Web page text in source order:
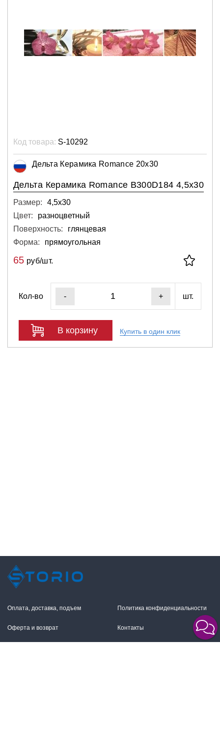
Код товара: S-10292
Дельта Керамика Romance 20x30
Дельта Керамика Romance B300D184 4,5x30
Размер:
4,5х30
Цвет:
разноцветный
Поверхность:
глянцевая
Форма:
прямоугольная
65 руб/шт.
Кол-во - + шт.
В корзину Купить в один клик
Оплата, доставка, подъем
Оферта и возврат
Политика конфиденциальности
Контакты